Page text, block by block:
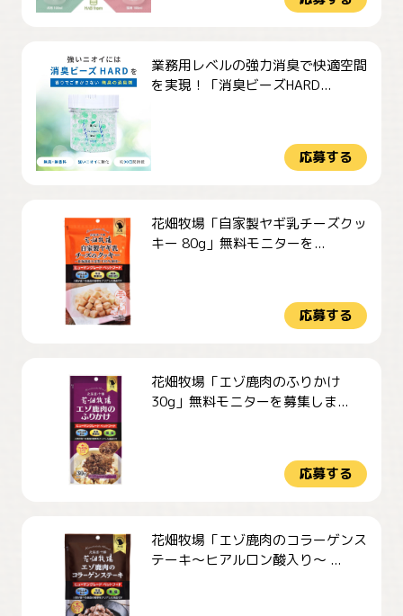
業務用レベルの強力消臭で快適空間
を実現！「消臭ビーズHARD...
応募する
花畑牧場「自家製ヤギ乳チーズクッ
キー 80g」無料モニターを...
応募する
花畑牧場「エゾ鹿肉のふりかけ
30g」無料モニターを募集しま...
応募する
花畑牧場「エゾ鹿肉のコラーゲンス
テーキ～ヒアルロン酸入り～ ...